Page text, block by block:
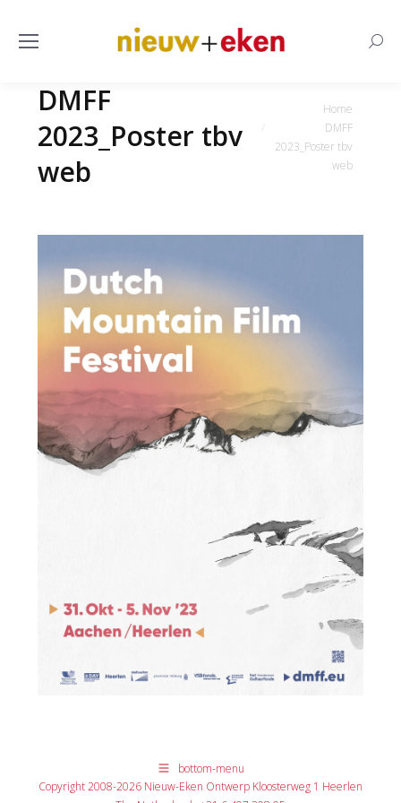
DMFF
2023_Poster tbv
web
Home
DMFF
2023_Poster tbv
web
bottom-menu
Copyright 2008-2026 Nieuw-Eken Ontwerp Kloosterweg 1 Heerlen